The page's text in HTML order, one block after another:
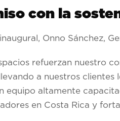
con la
Onno Sánchez,
refuerzan nuestro
a nuestros
equipo altamente
en Costa Rica y